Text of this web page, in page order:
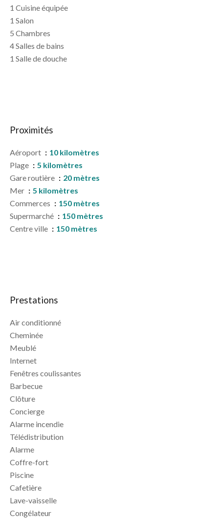
1 Cuisine équipée
1 Salon
5 Chambres
4 Salles de bains
1 Salle de douche
Proximités
Aéroport
10 kilomètres
Plage
5 kilomètres
Gare routière
20 mètres
Mer
5 kilomètres
Commerces
150 mètres
Supermarché
150 mètres
Centre ville
150 mètres
Prestations
Air conditionné
Cheminée
Meublé
Internet
Fenêtres coulissantes
Barbecue
Clôture
Concierge
Alarme incendie
Télédistribution
Alarme
Coffre-fort
Piscine
Cafetière
Lave-vaisselle
Congélateur